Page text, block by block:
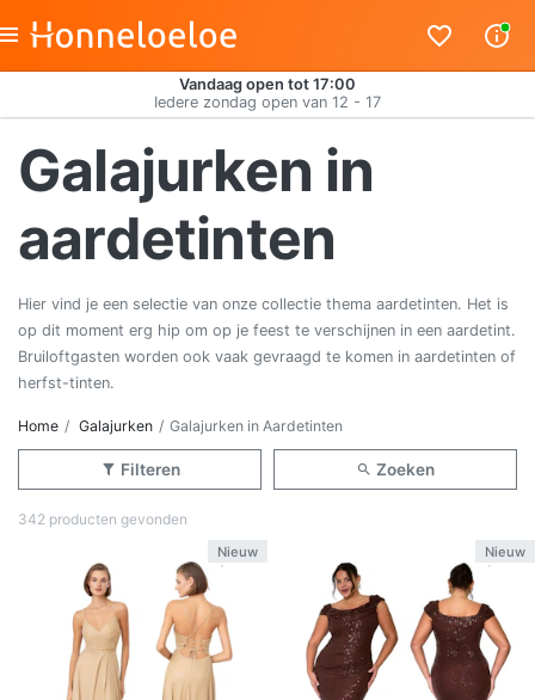
Vandaag open tot 17:00
Iedere zondag open van 12 - 17
Galajurken in
aardetinten
Hier vind je een selectie van onze collectie thema aardetinten. Het is
op dit moment erg hip om op je feest te verschijnen in een aardetint.
Bruiloftgasten worden ook vaak gevraagd te komen in aardetinten of
herfst-tinten.
Home Galajurken Galajurken in Aardetinten
Filteren Zoeken
342 producten gevonden
Nieuw Nieuw